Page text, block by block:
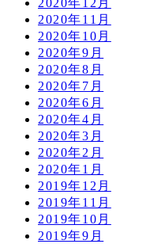
2020年12月
2020年11月
2020年10月
2020年9月
2020年8月
2020年7月
2020年6月
2020年4月
2020年3月
2020年2月
2020年1月
2019年12月
2019年11月
2019年10月
2019年9月